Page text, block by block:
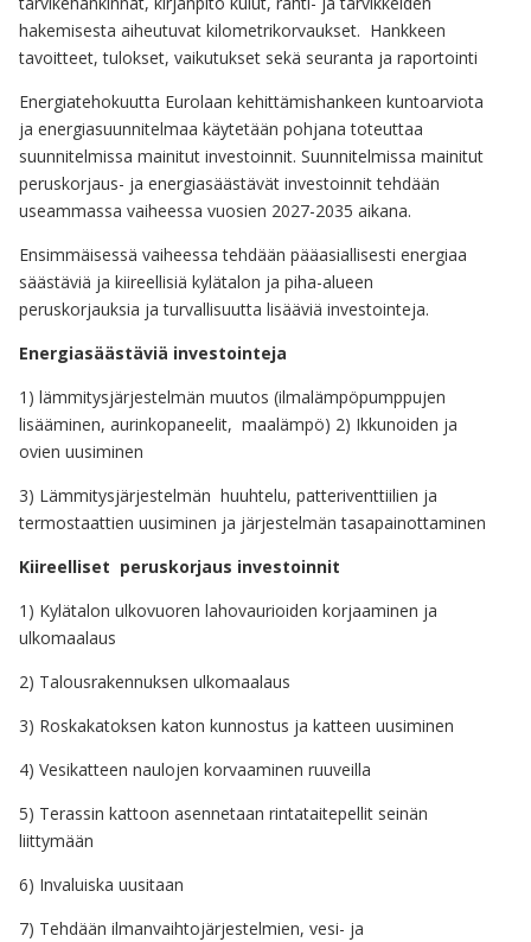
hakemisesta aiheutuvat kilometrikorvaukset. Hankkeen
tavoitteet, tulokset, vaikutukset sekä seuranta ja raportointi
Energiatehokuutta Eurolaan kehittämishankeen kuntoarviota
ja energiasuunnitelmaa käytetään pohjana toteuttaa
suunnitelmissa mainitut investoinnit. Suunnitelmissa mainitut
peruskorjaus- ja energiasäästävät investoinnit tehdään
useammassa vaiheessa vuosien 2027-2035 aikana.
Ensimmäisessä vaiheessa tehdään pääasiallisesti energiaa
säästäviä ja kiireellisiä kylätalon ja piha-alueen
peruskorjauksia ja turvallisuutta lisääviä investointeja.
Energiasäästäviä investointeja
1) lämmitysjärjestelmän muutos (ilmalämpöpumppujen
lisääminen, aurinkopaneelit, maalämpö) 2) Ikkunoiden ja
ovien uusiminen
3) Lämmitysjärjestelmän huuhtelu, patteriventtiilien ja
termostaattien uusiminen ja järjestelmän tasapainottaminen
Kiireelliset peruskorjaus investoinnit
1) Kylätalon ulkovuoren lahovaurioiden korjaaminen ja
ulkomaalaus
2) Talousrakennuksen ulkomaalaus
3) Roskakatoksen katon kunnostus ja katteen uusiminen
4) Vesikatteen naulojen korvaaminen ruuveilla
5) Terassin kattoon asennetaan rintataitepellit seinän
liittymään
6) Invaluiska uusitaan
7) Tehdään ilmanvaihtojärjestelmien, vesi- ja